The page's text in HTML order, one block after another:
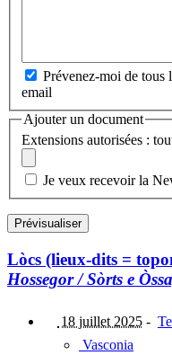
Prévenez-moi de tous
email
Ajouter un document
Extensions autorisées :
Je veux recevoir la
Lòcs (lieux-dits =
Hossegor / Sòrts e
18 juillet 2025 -
Vasconia